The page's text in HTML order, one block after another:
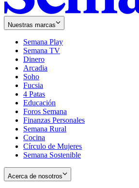
Nuestras marcas
Semana Play
Semana TV
Dinero
Arcadia
Soho
in
new
window
Fucsia
in
new
window
4 Patas
Educación
Foros Semana
Finanzas Personales
Semana Rural
Cocina
Círculo de Mujeres
Semana Sostenible
Acerca de nosotros